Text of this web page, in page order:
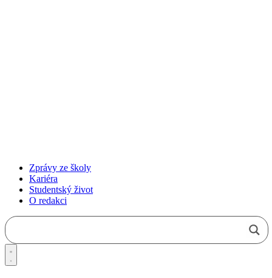
Zprávy ze školy
Kariéra
Studentský život
O redakci